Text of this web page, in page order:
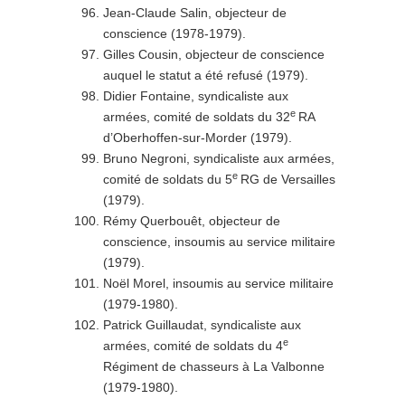
Jean-Claude Salin, objecteur de
conscience (1978-1979).
Gilles Cousin, objecteur de conscience
auquel le statut a été refusé (1979).
Didier Fontaine, syndicaliste aux
armées, comité de soldats du 32e RA
d’Oberhoffen-sur-Morder (1979).
Bruno Negroni, syndicaliste aux armées,
comité de soldats du 5e RG de Versailles
(1979).
Rémy Querbouêt, objecteur de
conscience, insoumis au service militaire
(1979).
Noël Morel, insoumis au service militaire
(1979-1980).
Patrick Guillaudat, syndicaliste aux
armées, comité de soldats du 4e
Régiment de chasseurs à La Valbonne
(1979-1980).